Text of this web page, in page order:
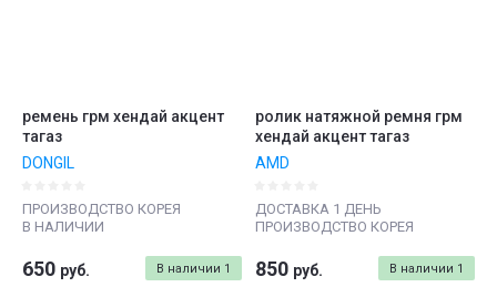
ремень грм хендай акцент
тагаз
DONGIL
ПРОИЗВОДСТВО КОРЕЯ
В НАЛИЧИИ
В наличии 1
650 руб.
ролик натяжной ремня грм
хендай акцент тагаз
AMD
ДОСТАВКА 1 ДЕНЬ
ПРОИЗВОДСТВО КОРЕЯ
В наличии 1
850 руб.